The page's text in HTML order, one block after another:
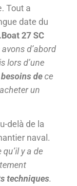
Tout a
date du
27 SC
d’abord
lors d’une
dece
un
delà de la
naval.
y a de
techniques.